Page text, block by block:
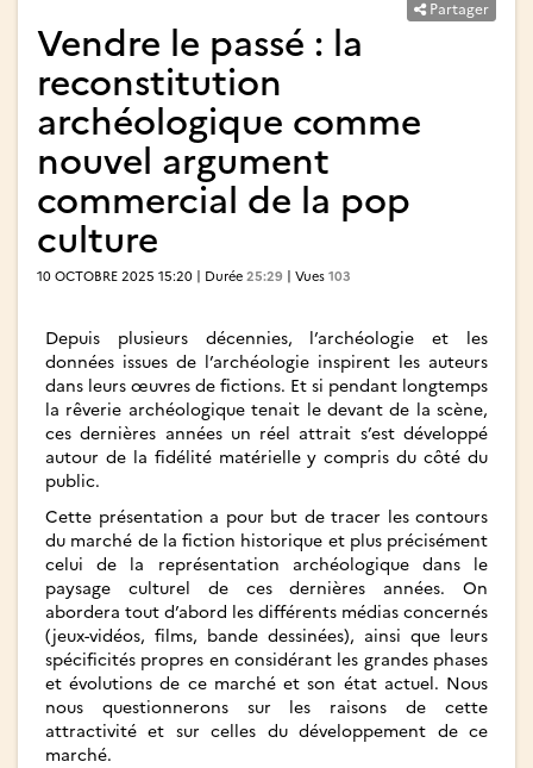
Partager
Vendre le passé : la
reconstitution
archéologique comme
nouvel argument
commercial de la pop
culture
10 OCTOBRE 2025 15:20 | Durée 25:29 | Vues 103
Depuis plusieurs décennies, l’archéologie et les
données issues de l’archéologie inspirent les auteurs
dans leurs œuvres de fictions. Et si pendant longtemps
la rêverie archéologique tenait le devant de la scène,
ces dernières années un réel attrait s’est développé
autour de la fidélité matérielle y compris du côté du
public.
Cette présentation a pour but de tracer les contours
du marché de la fiction historique et plus précisément
celui de la représentation archéologique dans le
paysage culturel de ces dernières années. On
abordera tout d’abord les différents médias concernés
(jeux-vidéos, films, bande dessinées), ainsi que leurs
spécificités propres en considérant les grandes phases
et évolutions de ce marché et son état actuel. Nous
nous questionnerons sur les raisons de cette
attractivité et sur celles du développement de ce
marché.